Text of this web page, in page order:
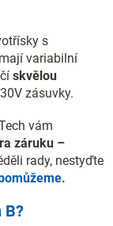
s
variabilní
skvělou
zásuvky.
vám
záruku –
rady, nestyďte
B?